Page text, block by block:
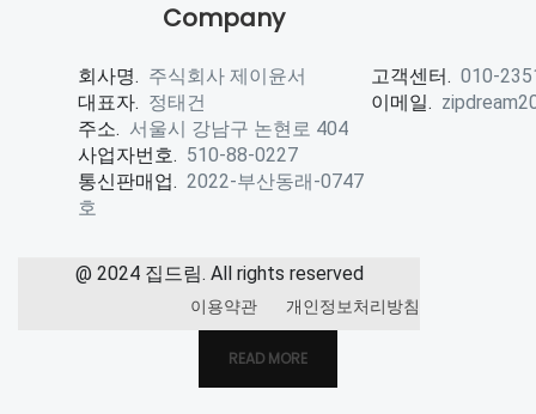
Company
회사명. 주식회사 제이윤서
대표자. 정태건
주소. 서울시 강남구 논현로 404
사업자번호. 510-88-0227
통신판매업. 2022-부산동래-0747
호
고객센터. 010-
이메일.
@ 2024 집드림. All rights reserved
이용약관 개인정보처리방침
READ MORE